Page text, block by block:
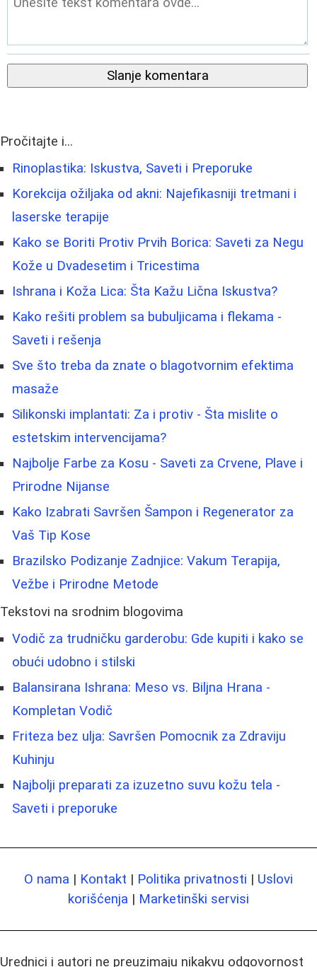
Slanje komentara
Pročitajte i...
Rinoplastika: Iskustva, Saveti i Preporuke
Korekcija ožiljaka od akni: Najefikasniji tretmani i
laserske terapije
Kako se Boriti Protiv Prvih Borica: Saveti za Negu
Kože u Dvadesetim i Tricestima
Ishrana i Koža Lica: Šta Kažu Lična Iskustva?
Kako rešiti problem sa bubuljicama i flekama -
Saveti i rešenja
Sve što treba da znate o blagotvornim efektima
masaže
Silikonski implantati: Za i protiv - Šta mislite o
estetskim intervencijama?
Najbolje Farbe za Kosu - Saveti za Crvene, Plave i
Prirodne Nijanse
Kako Izabrati Savršen Šampon i Regenerator za
Vaš Tip Kose
Brazilsko Podizanje Zadnjice: Vakum Terapija,
Vežbe i Prirodne Metode
Tekstovi na srodnim blogovima
Vodič za trudničku garderobu: Gde kupiti i kako se
obući udobno i stilski
Balansirana Ishrana: Meso vs. Biljna Hrana -
Kompletan Vodič
Friteza bez ulja: Savršen Pomocnik za Zdraviju
Kuhinju
Najbolji preparati za izuzetno suvu kožu tela -
Saveti i preporuke
O nama | Kontakt | Politika privatnosti | Uslovi
korišćenja | Marketinški servisi
Urednici i autori ne preuzimaju nikakvu odgovornost